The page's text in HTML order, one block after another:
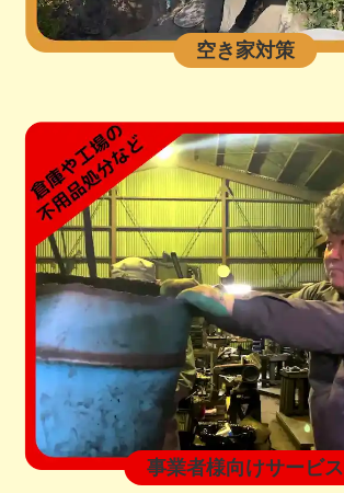
空き家対策
事業者様向けサービス